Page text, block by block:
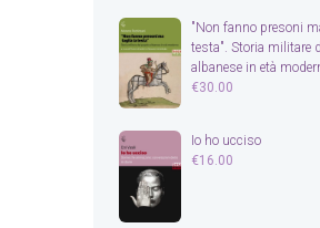
"Non fanno presoni
testa". Storia militare
albanese in età
€30.00
Io ho ucciso
€16.00